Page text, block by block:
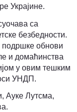
Украјине.
са
безбедности.
подршке обнови
и домаћинства
у овим тешким
УНДП.
Ауке Лутсма,